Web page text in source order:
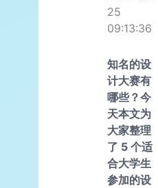
25
09:13:36
知名的设
计大赛有
哪些？今
天本文为
大家整理
了 5 个适
合大学生
参加的设